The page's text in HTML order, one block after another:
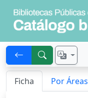
Ficha Por Áreas